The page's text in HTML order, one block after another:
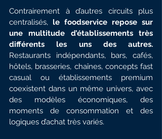
Contrairement à d’autres circuits plus
centralisés, le foodservice repose sur
une multitude d’établissements très
Restaurants indépendants, bars, cafés,
hôtels, brasseries, chaînes, concepts fast
casual ou établissements premium
coexistent dans un même univers, avec
des modèles économiques, des
moments de consommation et des
logiques d’achat très variés.